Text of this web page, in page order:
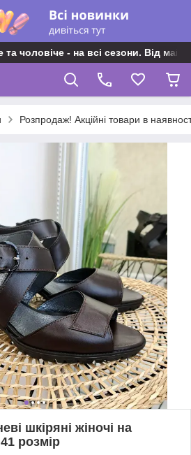
та чоловіче - на всі сезони. Від
Розпродаж! Акційні товари в
шкіряні жіночі на
розмір